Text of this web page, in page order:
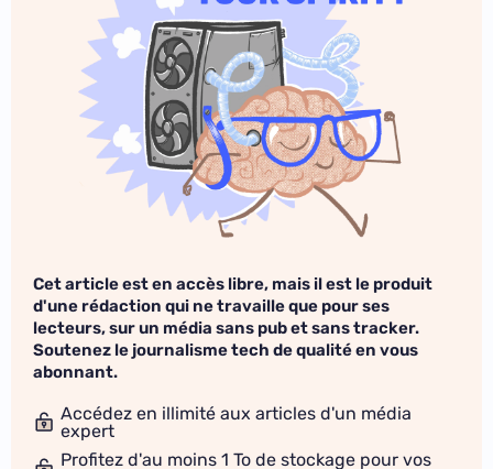
Cet article est en accès libre, mais il est le produit
d'une rédaction qui ne travaille que pour ses
lecteurs, sur un média sans pub et sans tracker.
Soutenez le journalisme tech de qualité en vous
abonnant.
Accédez en illimité aux articles d'un média
expert
Profitez d'au moins 1 To de stockage pour vos